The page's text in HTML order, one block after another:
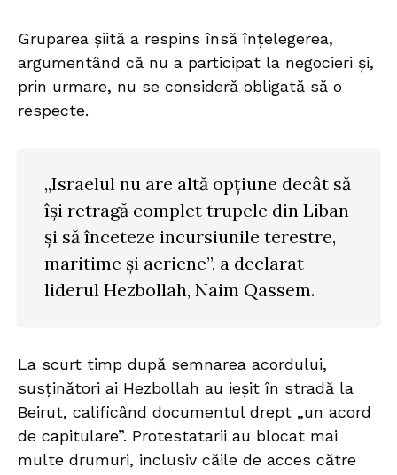
Gruparea șiită a respins însă înțelegerea,
argumentând că nu a participat la negocieri și,
prin urmare, nu se consideră obligată să o
respecte.
„Israelul nu are altă opțiune decât să
își retragă complet trupele din Liban
și să înceteze incursiunile terestre,
maritime și aeriene”, a declarat
liderul Hezbollah, Naim Qassem.
La scurt timp după semnarea acordului,
susținători ai Hezbollah au ieșit în stradă la
Beirut, calificând documentul drept „un acord
de capitulare”. Protestatarii au blocat mai
multe drumuri, inclusiv căile de acces către